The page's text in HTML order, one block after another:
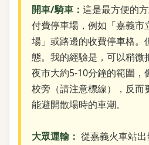
開車/騎車： 這是最方便的
付費停車場，例如「嘉義市
場」或路邊的收費停車格。
態。我的經驗是，可以稍微
夜市大約5-10分鐘的範圍，
校旁（請注意標線），反而
能避開散場時的車潮。
大眾運輸： 從嘉義火車站